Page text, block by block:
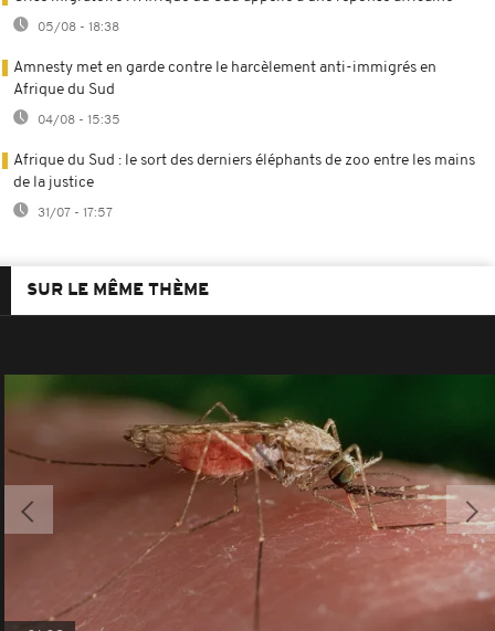
05/08 - 18:38
Amnesty met en garde contre le harcèlement anti-immigrés en
Afrique du Sud
04/08 - 15:35
Afrique du Sud : le sort des derniers éléphants de zoo entre les mains
de la justice
31/07 - 17:57
SUR LE MÊME THÈME